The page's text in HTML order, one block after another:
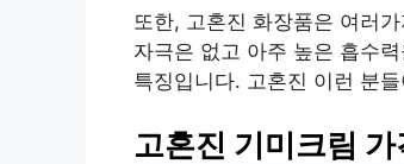
또한, 고혼진 화장품은 여러
자극은 없고 아주 높은 흡수
특징입니다. 고혼진 이런 분
고혼진 기미크림 가